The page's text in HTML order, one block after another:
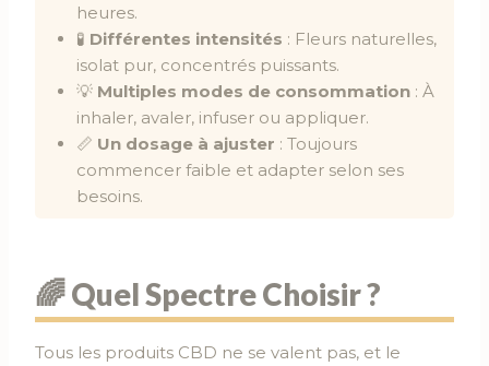
heures.
🧪 Différentes intensités : Fleurs naturelles,
isolat pur, concentrés puissants.
💡 Multiples modes de consommation : À
inhaler, avaler, infuser ou appliquer.
📏 Un dosage à ajuster : Toujours
commencer faible et adapter selon ses
besoins.
🌈 Quel Spectre Choisir ?
Tous les produits CBD ne se valent pas, et le